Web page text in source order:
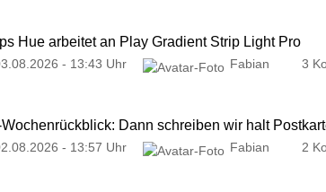
Hue arbeitet an Play Gradient Strip Light Pro
- 13:43 Uhr Fabian 3
Dann schreiben wir halt
- 13:57 Uhr Fabian 2